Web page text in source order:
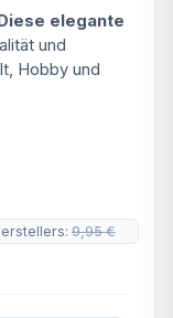
elegante
und
Hobby und
: 9,95 €